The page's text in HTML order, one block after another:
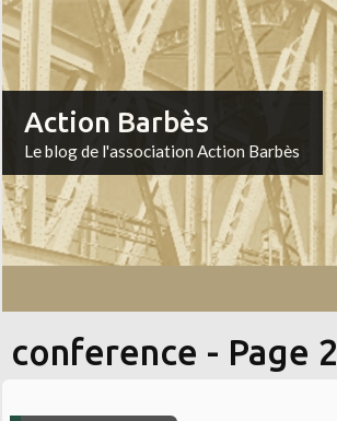
Action Barbès
Le blog de l'association Action Barbès
conference - Page 2